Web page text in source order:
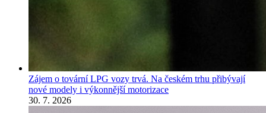
Zájem o tovární LPG vozy trvá. Na českém trhu přibývají
nové modely i výkonnější motorizace
30. 7. 2026